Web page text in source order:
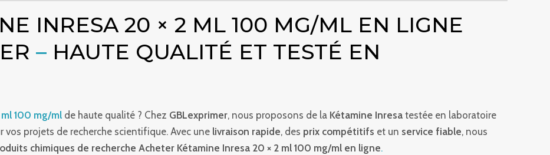
INRESA 20 × 2 ML 100 MG/ML EN LIGNE
– HAUTE QUALITÉ ET TESTÉ EN
100 mg/ml de haute qualité ? Chez GBLexprimer, nous proposons de la Kétamine Inresa testée en laboratoire
vos projets de recherche scientifique. Avec une livraison rapide, des prix compétitifs et un service fiable, nous
chimiques de recherche Acheter Kétamine Inresa 20 × 2 ml 100 mg/ml en ligne.